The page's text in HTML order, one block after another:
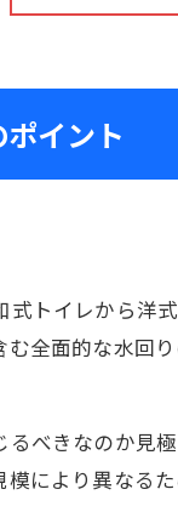
イント
トイレから洋
全面的な水回
べきなのか見
により異なる